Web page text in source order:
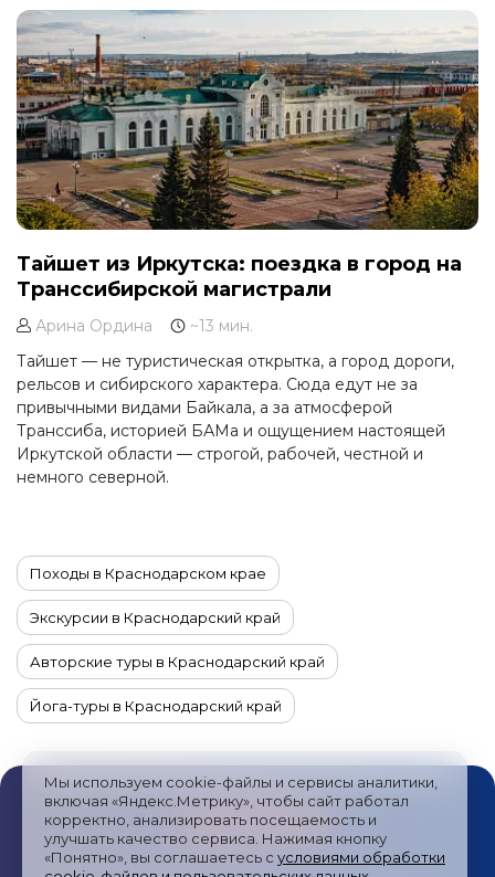
Мы используем cookie-файлы и сервисы аналитики,
включая «Яндекс.Метрику», чтобы сайт работал
корректно, анализировать посещаемость и
улучшать качество сервиса. Нажимая кнопку
«Понятно», вы соглашаетесь с условиями обработки
Тайшет из Иркутска: поездка в город на
Транссибирской магистрали
Арина Ордина
~13 мин.
Тайшет — не туристическая открытка, а город дороги,
рельсов и сибирского характера. Сюда едут не за
привычными видами Байкала, а за атмосферой
Транссиба, историей БАМа и ощущением настоящей
Иркутской области — строгой, рабочей, честной и
немного северной.
Походы в Краснодарском крае
Экскурсии в Краснодарский край
Авторские туры в Краснодарский край
Йога-туры в Краснодарский край
Гастрономические туры в Краснодарский край
Комбинированные туры в Краснодарский край